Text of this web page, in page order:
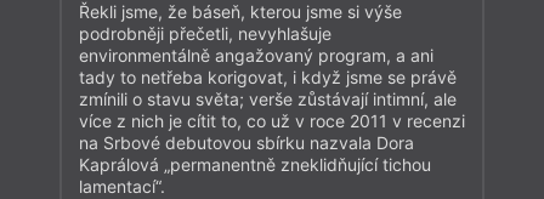
Řekli jsme, že báseň, kterou jsme si výše
podrobněji přečetli, nevyhlašuje
environmentálně angažovaný program, a ani
tady to netřeba korigovat, i když jsme se právě
zmínili o stavu světa; verše zůstávají intimní, ale
více z nich je cítit to, co už v roce 2011 v recenzi
na Srbové debutovou sbírku nazvala Dora
Kaprálová „permanentně zneklidňující tichou
lamentací“.